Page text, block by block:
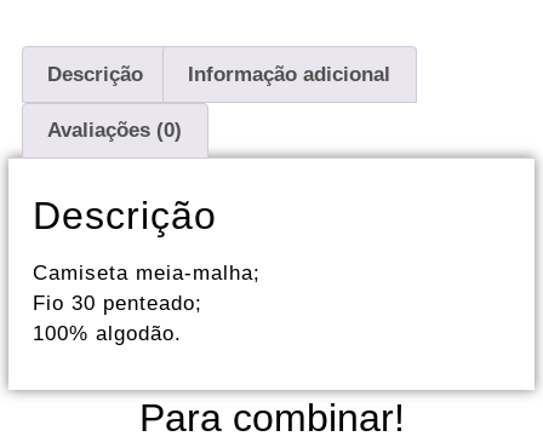
Descrição Informação adicional
Avaliações (0)
Descrição
Camiseta meia-malha;
Fio 30 penteado;
100% algodão.
Para combinar!